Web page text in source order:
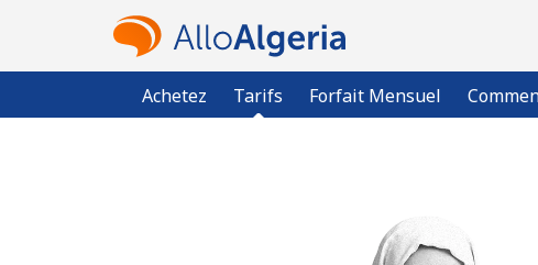
Achetez Tarifs Forfait Mensuel